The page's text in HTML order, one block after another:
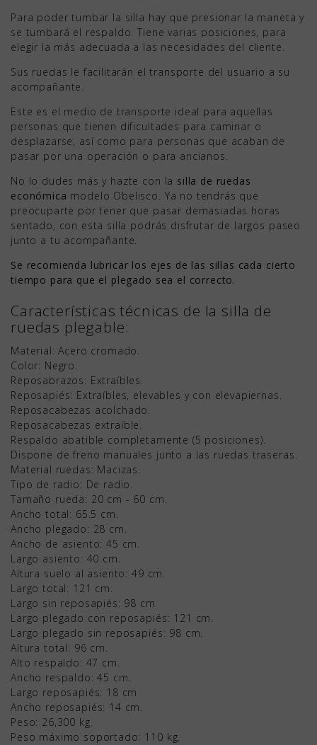
Para poder tumbar la silla hay que presionar la maneta y
se tumbará el respaldo. Tiene varias posiciones, para
elegir la más adecuada a las necesidades del cliente.
Sus ruedas le facilitarán el transporte del usuario a su
acompañante.
Este es el medio de transporte ideal para aquellas
personas que tienen dificultades para caminar o
desplazarse, así como para personas que acaban de
pasar por una operación o para ancianos.
No lo dudes más y hazte con la silla de ruedas
económica modelo Obelisco. Ya no tendrás que
preocuparte por tener que pasar demasiadas horas
sentado, con esta silla podrás disfrutar de largos paseo
junto a tu acompañante.
Se recomienda lubricar los ejes de las sillas cada cierto
tiempo para que el plegado sea el correcto.
Características técnicas de la silla de
ruedas plegable:
Material: Acero cromado.
Color: Negro.
Reposabrazos: Extraíbles.
Reposapiés: Extraíbles, elevables y con elevapiernas.
Reposacabezas acolchado.
Reposacabezas extraíble.
Respaldo abatible completamente (5 posiciones).
Dispone de freno manuales junto a las ruedas traseras.
Material ruedas: Macizas.
Tipo de radio: De radio.
Tamaño rueda: 20 cm - 60 cm.
Ancho total: 65.5 cm.
Ancho plegado: 28 cm.
Ancho de asiento: 45 cm.
Largo asiento: 40 cm.
Altura suelo al asiento: 49 cm.
Largo total: 121 cm.
Largo sin reposapiés: 98 cm
Largo plegado con reposapiés: 121 cm.
Largo plegado sin reposapiés: 98 cm.
Altura total: 96 cm.
Alto respaldo: 47 cm.
Ancho respaldo: 45 cm.
Largo reposapiés: 18 cm
Ancho reposapiés: 14 cm.
Peso: 26,300 kg.
Peso máximo soportado: 110 kg.